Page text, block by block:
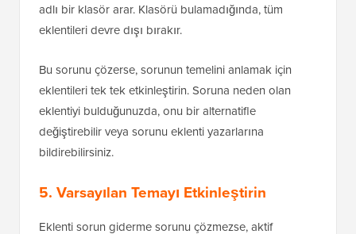
adlı bir klasör arar. Klasörü bulamadığında, tüm
eklentileri devre dışı bırakır.
Bu sorunu çözerse, sorunun temelini anlamak için
eklentileri tek tek etkinleştirin. Soruna neden olan
eklentiyi bulduğunuzda, onu bir alternatifle
değiştirebilir veya sorunu eklenti yazarlarına
bildirebilirsiniz.
5. Varsayılan Temayı Etkinleştirin
Eklenti sorun giderme sorunu çözmezse, aktif